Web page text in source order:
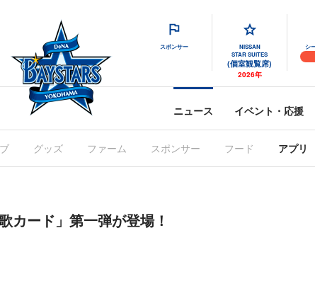
スポンサー
NISSAN
STAR SUITES
(個室観覧席)
2026年
シ
ニュース イベント・応援
グッズ ファーム スポンサー フード アプリ
カード」第一弾が登場！